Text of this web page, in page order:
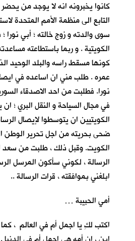
التابع الى منظمة الأمم المتحدة
سوى والدته و زوج خالته ؛ أبي
الكويتية . و ربما باستطاعته
كونها مسقط راسه والبلد الوحيد
عمره . طلب مني ان اساعده في
نورا. فطلبت من احد الاصدقاء
في مجال السياحة و النقل البري ؛
الكويتيين ان يتوسطوا لإيصال
ضحى بحريته من اجل تحرير الوطن
الكويت. وقبل ذلك ، طلبت من سعد
الرسالة ، لكوني سأكون المرسل
ابلغني بموافقته ، قرات الرسالة ..
أمي الحبيبة …
اكتب لكِ يا اجمل أم في العالم ،